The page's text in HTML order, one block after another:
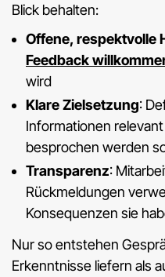
Blick behalten:
Offene, respektvolle
Feedback
wird
Klare Zielsetzung:
Informationen
besprochen werden
Transparenz:
Rückmeldungen
Konsequenzen sie
Nur so entstehen
Erkenntnisse liefern als